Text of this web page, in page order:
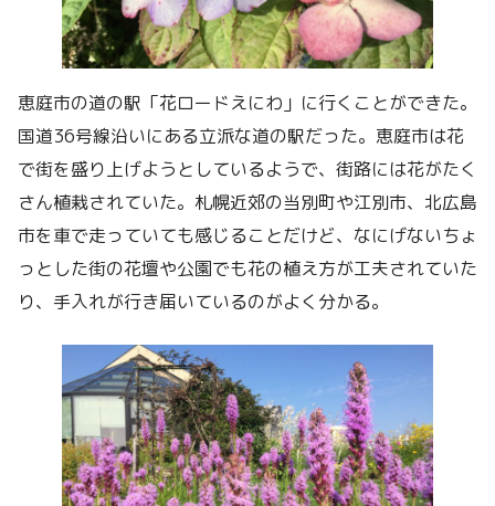
恵庭市の道の駅「花ロードえにわ」に行くことができた。
国道36号線沿いにある立派な道の駅だった。恵庭市は花
で街を盛り上げようとしているようで、街路には花がたく
さん植栽されていた。札幌近郊の当別町や江別市、北広島
市を車で走っていても感じることだけど、なにげないちょ
っとした街の花壇や公園でも花の植え方が工夫されていた
り、手入れが行き届いているのがよく分かる。